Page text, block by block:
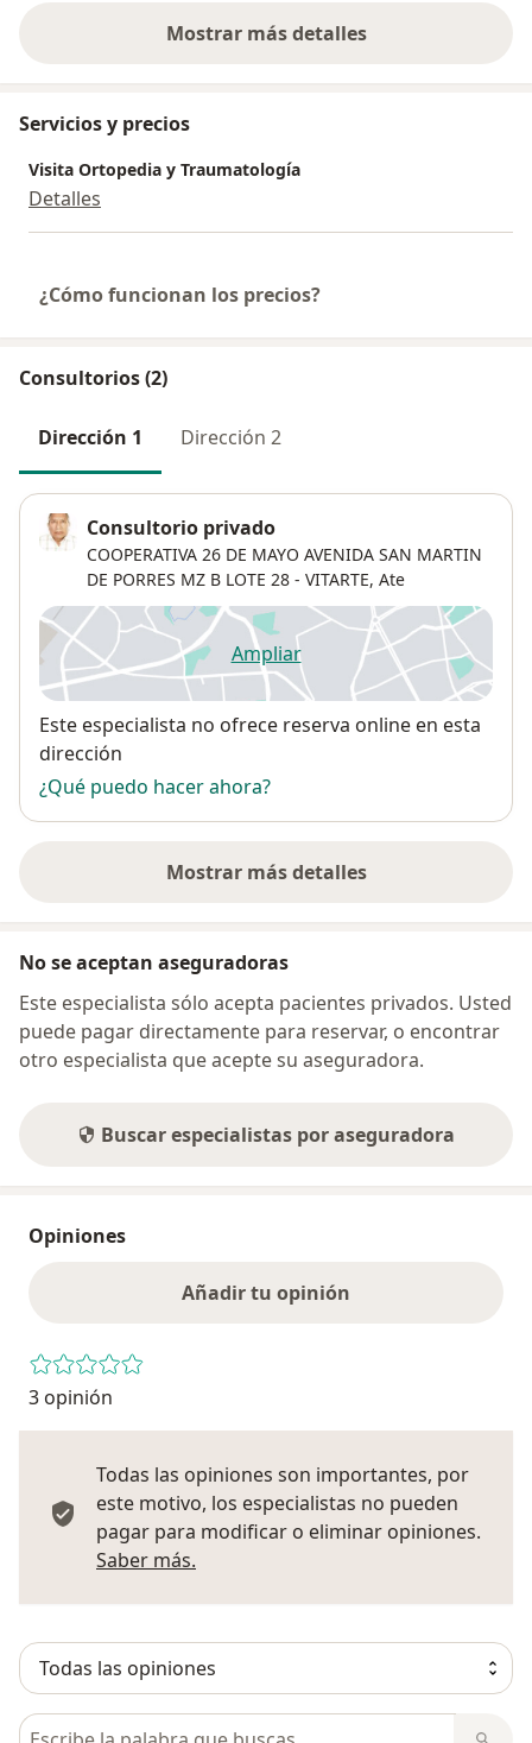
Mostrar más detalles
sobre la experiencia
Servicios y precios
Visita Ortopedia y Traumatología
Detalles
¿Cómo funcionan los precios?
Consultorios (2)
Dirección 1 Dirección 2
Consultorio privado
COOPERATIVA 26 DE MAYO AVENIDA SAN MARTIN
DE PORRES MZ B LOTE 28 - VITARTE, Ate
Ampliarse abre en una nueva
Disponibilidad
Este especialista no ofrece reserva online en esta
dirección
¿Qué puedo hacer ahora?
Mostrar más detalles
sobre la dirección
No se aceptan aseguradoras
Este especialista sólo acepta pacientes privados. Usted
puede pagar directamente para reservar, o encontrar
otro especialista que acepte su aseguradora.
Buscar especialistas por aseguradora
Opiniones
Añadir tu opinión
3 opinión
Todas las opiniones son importantes, por
este motivo, los especialistas no pueden
pagar para modificar o eliminar opiniones.
Saber más.
Busca en opiniones